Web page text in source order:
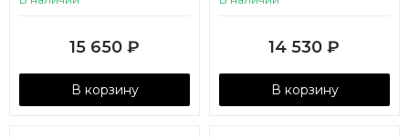
15 650 ₽
В корзину
14 530 ₽
В корзину